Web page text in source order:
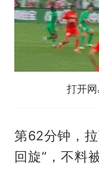
打开
第62分钟，
回旋”，不料